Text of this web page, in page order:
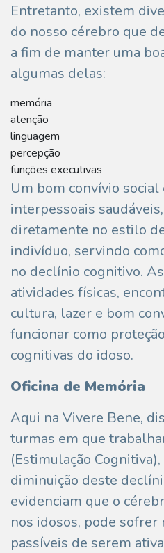
Entretanto, existem
do nosso cérebro que
a fim de manter uma
algumas delas:
memória
atenção
linguagem
percepção
funções executivas
Um bom convívio social
interpessoais
diretamente no estilo
indivíduo, servindo
no declínio cognitivo.
atividades físicas,
cultura, lazer e bom
funcionar como
cognitivas do idoso.
Oficina de Memória
Aqui na Vivere Bene,
turmas em que
(Estimulação
diminuição deste
evidenciam que o
nos idosos, pode sofrer
passíveis de serem